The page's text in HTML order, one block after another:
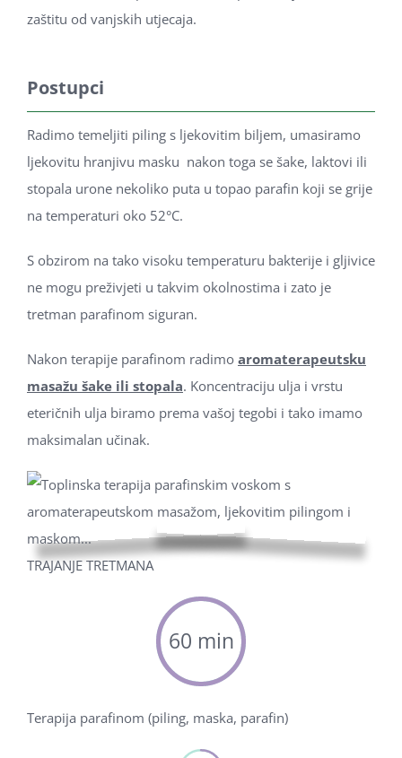
zaštitu od vanjskih utjecaja.
Postupci
Radimo temeljiti piling s ljekovitim biljem, umasiramo
ljekovitu hranjivu masku nakon toga se šake, laktovi ili
stopala urone nekoliko puta u topao parafin koji se grije
na temperaturi oko 52°C.
S obzirom na tako visoku temperaturu bakterije i gljivice
ne mogu preživjeti u takvim okolnostima i zato je
tretman parafinom siguran.
Nakon terapije parafinom radimo aromaterapeutsku
masažu šake ili stopala. Koncentraciju ulja i vrstu
eteričnih ulja biramo prema vašoj tegobi i tako imamo
maksimalan učinak.
TRAJANJE TRETMANA
60 min
Terapija parafinom (piling, maska, parafin)